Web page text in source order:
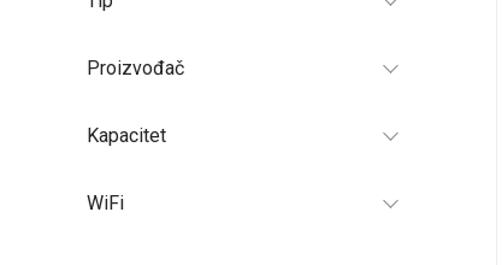
Proizvođač
Kapacitet
WiFi